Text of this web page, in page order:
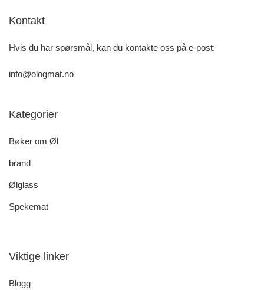
Kontakt
Hvis du har spørsmål, kan du kontakte oss på e-post:
info@ologmat.no
Kategorier
Bøker om Øl
brand
Ølglass
Spekemat
Viktige linker
Blogg